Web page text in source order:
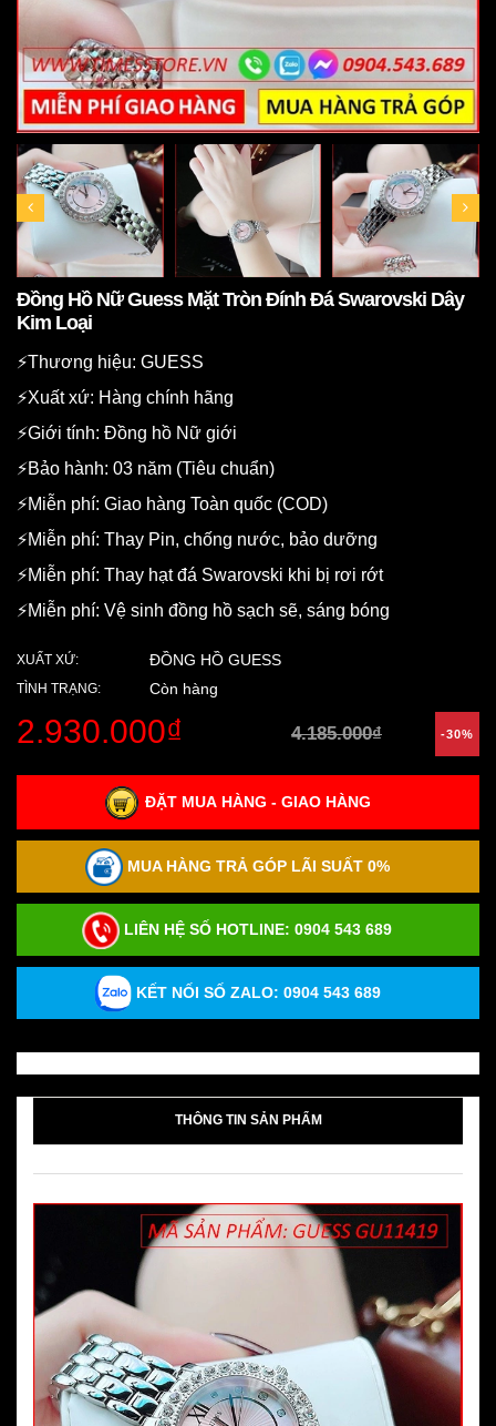
Đồng Hồ Nữ Guess Mặt Tròn Đính Đá Swarovski Dây
Kim Loại
⚡️Thương hiệu: GUESS
⚡️Xuất xứ: Hàng chính hãng
⚡️Giới tính: Đồng hồ Nữ giới
⚡️Bảo hành: 03 năm (Tiêu chuẩn)
⚡️Miễn phí: Giao hàng Toàn quốc (COD)
⚡️Miễn phí: Thay Pin, chống nước, bảo dưỡng
⚡️Miễn phí: Thay hạt đá Swarovski khi bị rơi rớt
⚡️Miễn phí: Vệ sinh đồng hồ sạch sẽ, sáng bóng
XUẤT XỨ: ĐỒNG HỒ GUESS
TÌNH TRẠNG: Còn hàng
2.930.000₫ 4.185.000₫ -30%
ĐẶT MUA HÀNG - GIAO HÀNG
MUA HÀNG TRẢ GÓP LÃI SUẤT 0%
LIÊN HỆ SỐ HOTLINE: 0904 543 689
KẾT NỐI SỐ ZALO: 0904 543 689
THÔNG TIN SẢN PHẨM